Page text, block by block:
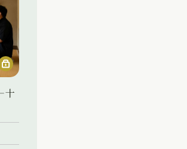
十